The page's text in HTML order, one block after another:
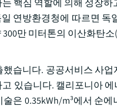
핵심 역할에 의해 성장
연방환경청에 따르면
만 미터톤의 이산화탄
습니다. 공공서비스 사
있습니다. 캘리포니아
은 0.35kWh/m³에서 순